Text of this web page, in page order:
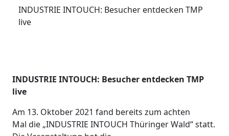
INDUSTRIE INTOUCH: Besucher entdecken TMP
live
INDUSTRIE INTOUCH: Besucher entdecken TMP
live
Am 13. Oktober 2021 fand bereits zum achten
Mal die „INDUSTRIE INTOUCH Thüringer Wald“ statt.